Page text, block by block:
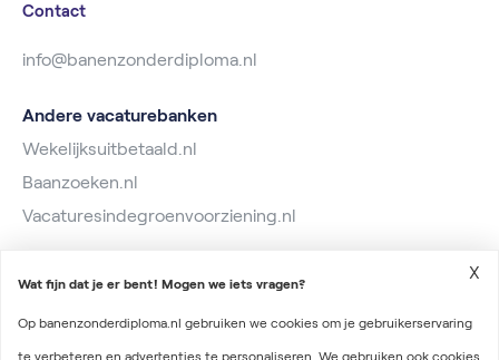
Contact
info@banenzonderdiploma.nl
Andere vacaturebanken
Wekelijksuitbetaald.nl
Baanzoeken.nl
Vacaturesindegroenvoorziening.nl
Wat fijn dat je er bent! Mogen we iets vragen?
Op banenzonderdiploma.nl gebruiken we cookies om je gebruikerservaring
te verbeteren en advertenties te personaliseren. We gebruiken ook cookies
X